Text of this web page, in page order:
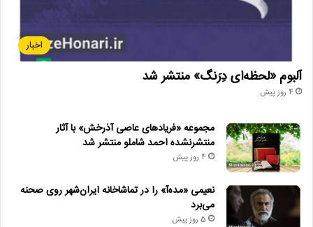
اخبار
آلبوم «لحظه‌ای دِرَنگ» منتشر شد
4 روز پیش
مجموعه «فریادهای عاصی آذرخش» با آثار
منتشرنشده احمد شاملو منتشر شد
4 روز پیش
نعیمی «مده‌آ» را در تماشاخانه ایران‌شهر روی صحنه
می‌برد
5 روز پیش